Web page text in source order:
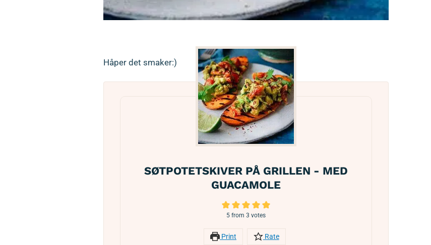
Håper det smaker:)
SØTPOTETSKIVER PÅ GRILLEN - MED
GUACAMOLE
5 from 3 votes
Print Rate